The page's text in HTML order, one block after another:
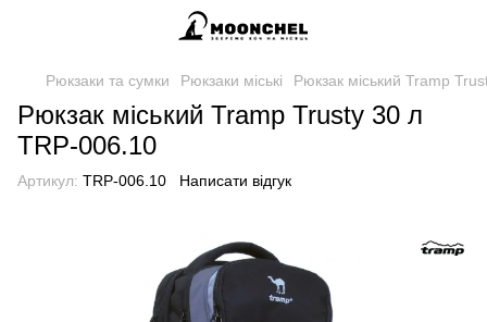
Рюкзаки та сумки Рюкзаки міські Рюкзак міський Tramp
Рюкзак міський Tramp Trusty 30 л
TRP-006.10
Артикул: TRP-006.10 Написати відгук